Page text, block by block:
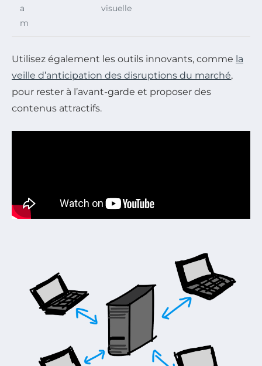
a
m
visuelle
Utilisez également les outils innovants, comme la
veille d’anticipation des disruptions du marché,
pour rester à l’avant-garde et proposer des
contenus attractifs.